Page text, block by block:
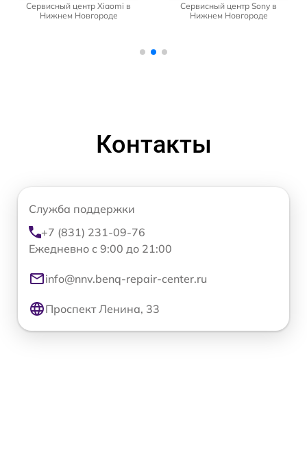
Сервисный центр Xiaomi в
Нижнем Новгороде
Сервисный центр Sony в
Нижнем Новгороде
Контакты
Служба поддержки
+7 (831) 231-09-76
Ежедневно с 9:00 до 21:00
info@nnv.benq-repair-center.ru
Проспект Ленина, 33